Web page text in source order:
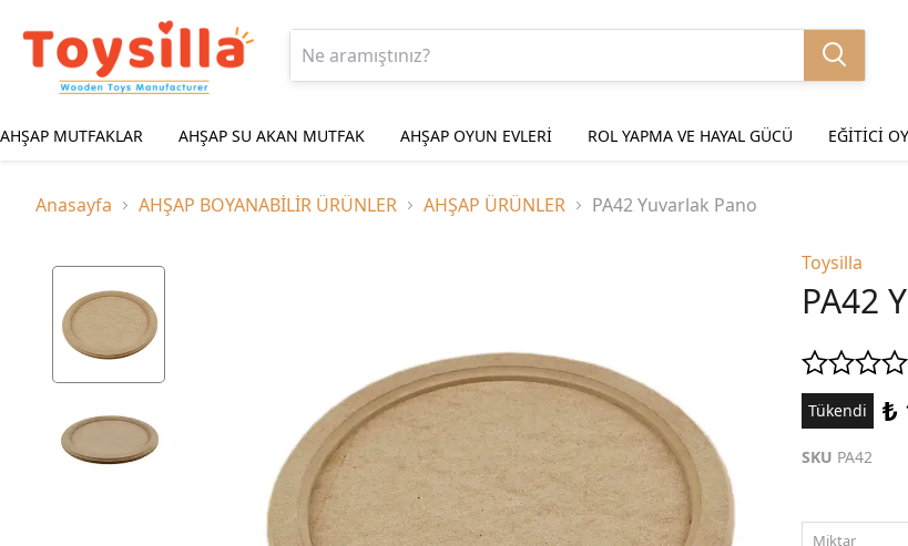
AHŞAP MUTFAKLAR AHŞAP SU AKAN MUTFAK AHŞAP OYUN EVLERİ ROL YAPMA VE HAYAL GÜCÜ EĞİTİCİ
Anasayfa AHŞAP BOYANABİLİR ÜRÜNLER AHŞAP ÜRÜNLER PA42 Yuvarlak Pano
Toysilla
PA42
Tükendi ₺
SKU PA42
Miktar